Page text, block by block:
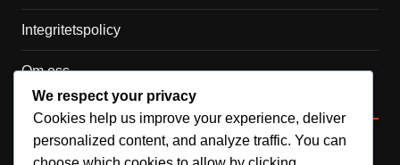
Integritetspolicy
Om oss
Kategorier
Internationella prestationer
We respect your privacy
Cookies help us improve your experience, deliver
personalized content, and analyze traffic. You can